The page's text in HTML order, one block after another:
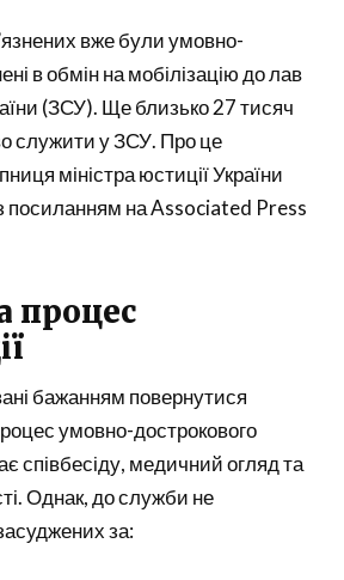
вже були умовно-
в обмін на мобілізацію до лав
(ЗСУ). Ще близько 27 тисяч
служити у ЗСУ. Про це
міністра юстиції України
посиланням на Associated Press
процес
бажанням повернутися
умовно-дострокового
співбесіду, медичний огляд та
Однак, до служби не
за: